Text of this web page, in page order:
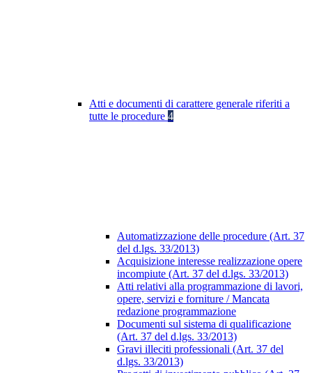
Atti e documenti di carattere generale riferiti a
tutte le procedure 4
Automatizzazione delle procedure (Art. 37
del d.lgs. 33/2013)
Acquisizione interesse realizzazione opere
incompiute (Art. 37 del d.lgs. 33/2013)
Atti relativi alla programmazione di lavori,
opere, servizi e forniture / Mancata
redazione programmazione
Documenti sul sistema di qualificazione
(Art. 37 del d.lgs. 33/2013)
Gravi illeciti professionali (Art. 37 del
d.lgs. 33/2013)